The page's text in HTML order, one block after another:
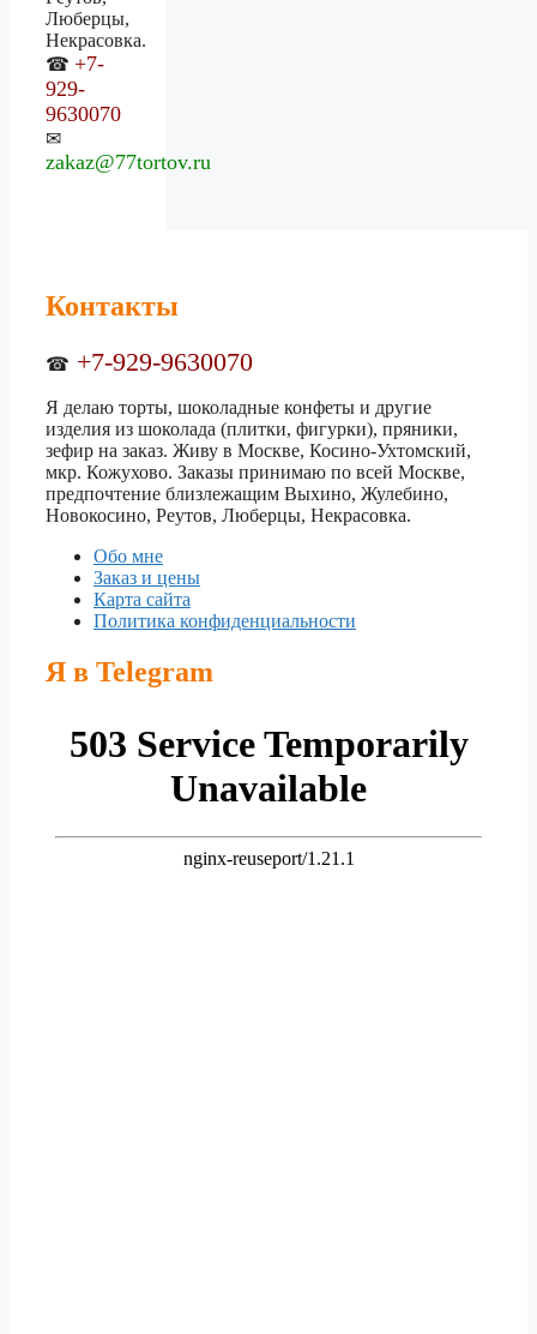
Люберцы,
Некрасовка.
☎ +7-
929-
9630070
✉
zakaz@77tortov.ru
Контакты
☎ +7-929-9630070
Я делаю торты, шоколадные конфеты и другие
изделия из шоколада (плитки, фигурки), пряники,
зефир на заказ. Живу в Москве, Косино-Ухтомский,
мкр. Кожухово. Заказы принимаю по всей Москве,
предпочтение близлежащим Выхино, Жулебино,
Новокосино, Реутов, Люберцы, Некрасовка.
Обо мне
Заказ и цены
Карта сайта
Политика конфиденциальности
Я в Telegram